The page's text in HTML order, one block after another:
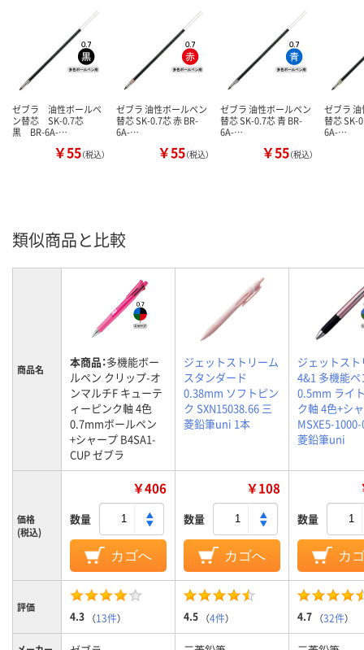
ゼブラ 油性ボールペ
ン替芯 SK-0.7芯
黒 BR-6A-…
￥55（税込）
ゼブラ 油性ボールペン
替芯 SK-0.7芯 赤 BR-
6A-…
￥55（税込）
ゼブラ 油性ボールペン
替芯 SK-0.7芯 青 BR-
6A-…
￥55（税込）
ゼブラ
替芯 SK-
6A-…
類似商品と比較
商品名 本商品：多機能ボー
ルペン クリップ-オ
ンマルチF キューテ
ィーピンク軸 4色
0.7mmボールペン
+シャープ B4SA1-
CUP ゼブラ
ジェットストリーム
スタンダード
0.38mm ソフトピン
ク SXN15038.66 三
菱鉛筆uni 1本
ジェットス
4&1 多機能ペ
0.5mm ライ
ク軸 4色+シ
MSXE5-
菱鉛筆uni
価格
(税込)
￥406
数量
カゴへ
￥108
数量
カゴへ
数量
カ
評価
4.3 （13件） 4.5 （4件） 4.7 （32件）